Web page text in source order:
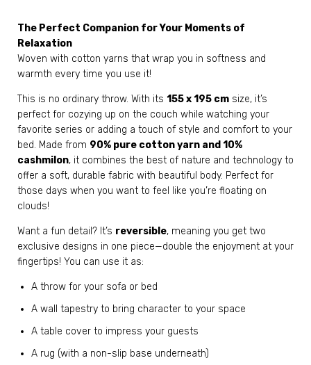
The Perfect Companion for Your Moments of
Relaxation
Woven with cotton yarns that wrap you in softness and
warmth every time you use it!
This is no ordinary throw. With its 155 x 195 cm size, it’s
perfect for cozying up on the couch while watching your
favorite series or adding a touch of style and comfort to your
bed. Made from 90% pure cotton yarn and 10%
cashmilon, it combines the best of nature and technology to
offer a soft, durable fabric with beautiful body. Perfect for
those days when you want to feel like you’re floating on
clouds!
Want a fun detail? It’s reversible, meaning you get two
exclusive designs in one piece—double the enjoyment at your
fingertips! You can use it as:
A throw for your sofa or bed
A wall tapestry to bring character to your space
A table cover to impress your guests
A rug (with a non-slip base underneath)